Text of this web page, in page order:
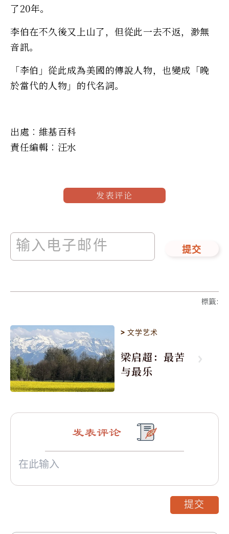
了20年。
李伯在不久後又上山了，但從此一去不返，渺無
音訊。
「李伯」從此成為美國的傳說人物，也變成「晚
於當代的人物」的代名詞。
出處︰維基百科
責任編輯︰汪水
发表评论
提交
標籤:
>文学艺术
梁启超：最苦
与最乐
发表评论
提交